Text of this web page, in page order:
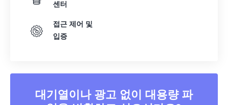
센터
접근 제어 및
입증
대기열이나 광고 없이 대용량 파